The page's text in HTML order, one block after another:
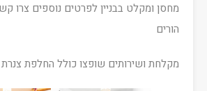
מחסן ומקלט בבניין לפרטים נוספים צרו
הורים
מקלחת ושירותים שופצו כולל החלפת צנרת